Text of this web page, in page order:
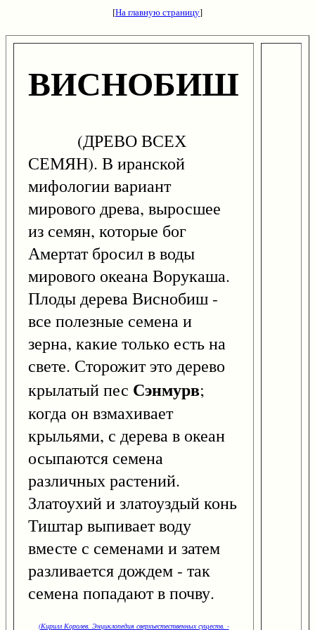
[На главную страницу]
ВИСНОБИШ
(ДРЕВО ВСЕХ
СЕМЯН). В иранской
мифологии вариант
мирового древа, выросшее
из семян, которые бог
Амертат бросил в воды
мирового океана Ворукаша.
Плоды дерева Виснобиш -
все полезные семена и
зерна, какие только есть на
свете. Сторожит это дерево
крылатый пес Сэнмурв;
когда он взмахивает
крыльями, с дерева в океан
осыпаются семена
различных растений.
Златоухий и златоуздый конь
Тиштар выпивает воду
вместе с семенами и затем
разливается дождем - так
семена попадают в почву.
(Кирилл Королев. Энциклопедия сверхъестественных существ. -